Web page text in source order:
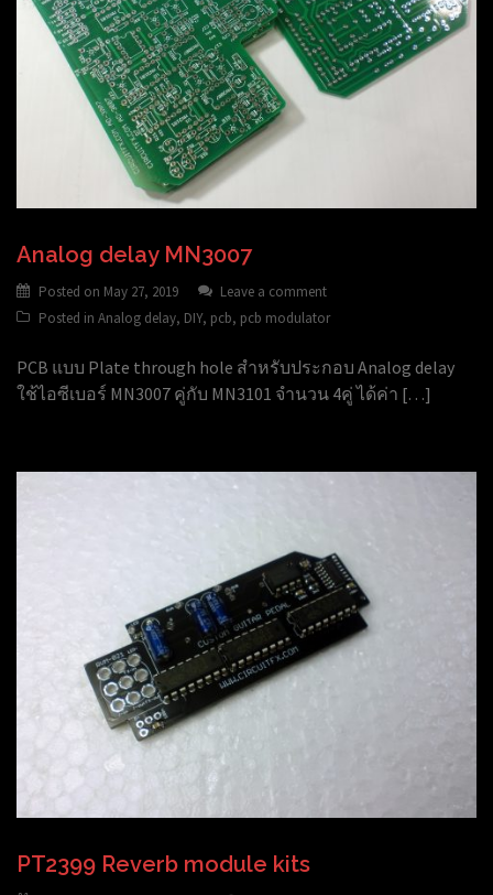
Analog delay MN3007
Posted on May 27, 2019
Leave a comment
Posted in Analog delay, DIY, pcb, pcb modulator
PCB แบบ Plate through hole สำหรับประกอบ Analog delay
ใช้ไอซีเบอร์ MN3007 คู่กับ MN3101 จำนวน 4คู่ ได้ค่า […]
PT2399 Reverb module kits